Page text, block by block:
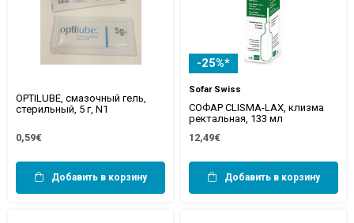
OPTILUBE, смазочный гель,
стерильный, 5 г, N1
0,59€
Добавить в корзину
-25%*
Sofar Swiss
СОФАР CLISMA-LAX, клизма
ректальная, 133 мл
12,49€
Добавить в корзину